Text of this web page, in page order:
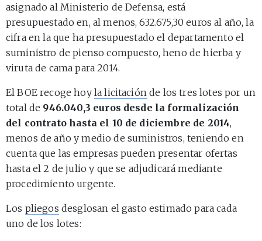
asignado al Ministerio de Defensa, está
presupuestado en, al menos, 632.675,30 euros al año, la
cifra en la que ha presupuestado el departamento el
suministro de pienso compuesto, heno de hierba y
viruta de cama para 2014.
El BOE recoge hoy la licitación de los tres lotes por un
total de 946.040,3 euros desde la formalización
del contrato hasta el 10 de diciembre de 2014,
menos de año y medio de suministros, teniendo en
cuenta que las empresas pueden presentar ofertas
hasta el 2 de julio y que se adjudicará mediante
procedimiento urgente.
Los pliegos desglosan el gasto estimado para cada
uno de los lotes: